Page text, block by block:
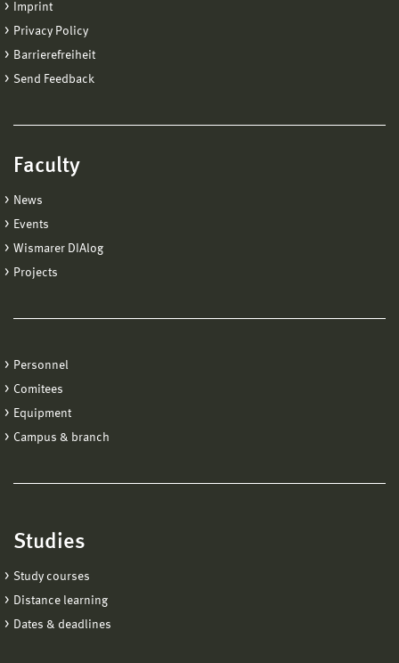
Imprint
Privacy Policy
Barrierefreiheit
Send Feedback
Faculty
News
Events
Wismarer DIAlog
Projects
Personnel
Comitees
Equipment
Campus & branch
Studies
Study courses
Distance learning
Dates & deadlines